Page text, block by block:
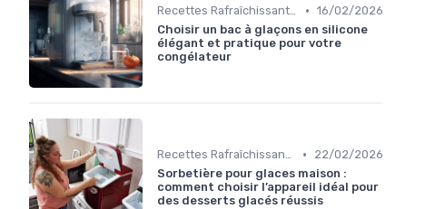
Recettes Rafraîchissantes • 16/02/2026
Choisir un bac à glaçons en silicone
élégant et pratique pour votre
congélateur
Recettes Rafraîchissantes •
22/02/2026
Sorbetière pour glaces maison :
comment choisir l’appareil idéal pour
des desserts glacés réussis